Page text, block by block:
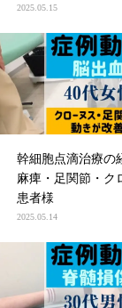
による四肢麻痺の
2025.05.15
幹細胞点滴治療の
麻痺・足関節・ク
患者様
2025.05.14